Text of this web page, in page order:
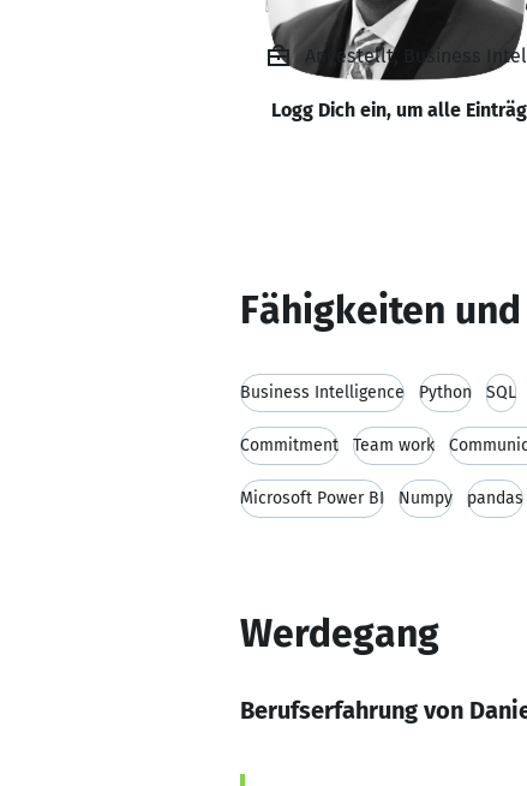
Angestellt, Business
Logg Dich ein, um alle
Fähigkeiten
Business Intelligence Python SQL
Commitment Team work
Microsoft Power BI Numpy pandas
Werdegang
Berufserfahrung von